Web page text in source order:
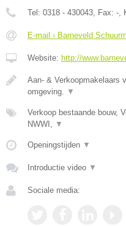
Tel: 0318 - 430043 , Fax: -
E-mail › Barneveld
Website: http://
Aan- & Verkoopmakelaars
omgeving.
▼
Verkoop bestaande bouw,
NWWI,
▼
Openingstijden ▼
Introductie video ▼
Sociale media: